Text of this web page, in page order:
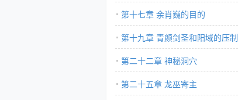
第十七章 余肖巍的目的
第十九章 青颜剑圣和阳域的压制
第二十二章 神秘洞穴
第二十五章 龙巫寄主